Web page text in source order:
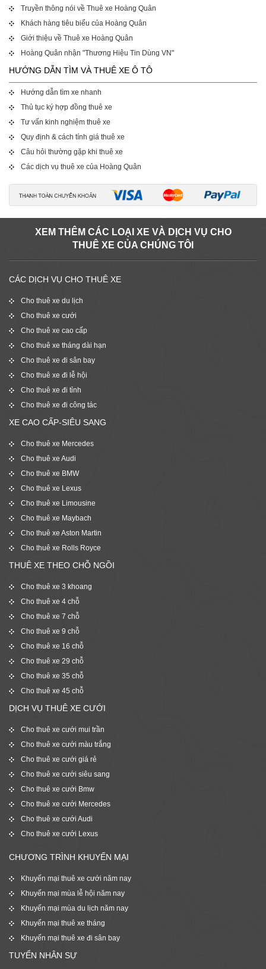
Truyền thông nói về Thuê xe Hoàng Quân
Khách hàng tiêu biểu của Hoàng Quân
Giới thiệu về Thuê xe Hoàng Quân
Hoàng Quân nhận "Thương Hiệu Tin Dùng VN"
HƯỚNG DẪN TÌM VÀ THUÊ XE Ô TÔ
Hướng dẫn tìm xe nhanh
Thủ tục ký hợp đồng thuê xe
Tư vấn kinh nghiệm thuê xe
Quy định & cách tính giá thuê xe
Câu hỏi thường gặp khi thuê xe
Các dịch vụ thuê xe của Hoàng Quân
XEM THÊM CÁC LOẠI XE VÀ DỊCH VỤ CHO
THUÊ XE CỦA CHÚNG TÔI
CÁC DỊCH VỤ CHO THUÊ XE
Cho thuê xe du lịch
Cho thuê xe cưới
Cho thuê xe cao cấp
Cho thuê xe tháng dài hạn
Cho thuê xe đi sân bay
Cho thuê xe đi lễ hội
Cho thuê xe đi tỉnh
Cho thuê xe đi công tác
XE CAO CẤP-SIÊU SANG
Cho thuê xe Mercedes
Cho thuê xe Audi
Cho thuê xe BMW
Cho thuê xe Lexus
Cho thuê xe Limousine
Cho thuê xe Maybach
Cho thuê xe Aston Martin
Cho thuê xe Rolls Royce
THUÊ XE THEO CHỖ NGỒI
Cho thuê xe 3 khoang
Cho thuê xe 4 chỗ
Cho thuê xe 7 chỗ
Cho thuê xe 9 chỗ
Cho thuê xe 16 chỗ
Cho thuê xe 29 chỗ
Cho thuê xe 35 chỗ
Cho thuê xe 45 chỗ
DỊCH VỤ THUÊ XE CƯỚI
Cho thuê xe cưới mui trần
Cho thuê xe cưới màu trắng
Cho thuê xe cưới giá rẻ
Cho thuê xe cưới siêu sang
Cho thuê xe cưới Bmw
Cho thuê xe cưới Mercedes
Cho thuê xe cưới Audi
Cho thuê xe cưới Lexus
CHƯƠNG TRÌNH KHUYẾN MẠI
Khuyến mại thuê xe cưới năm nay
Khuyến mại mùa lễ hội năm nay
Khuyến mại mùa du lịch năm nay
Khuyến mại thuê xe tháng
Khuyến mại thuê xe đi sân bay
TUYỂN NHÂN SỰ